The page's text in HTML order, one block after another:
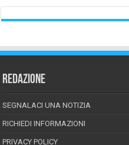
REDAZIONE
SEGNALACI UNA NOTIZIA
RICHIEDI INFORMAZIONI
PRIVACY POLICY